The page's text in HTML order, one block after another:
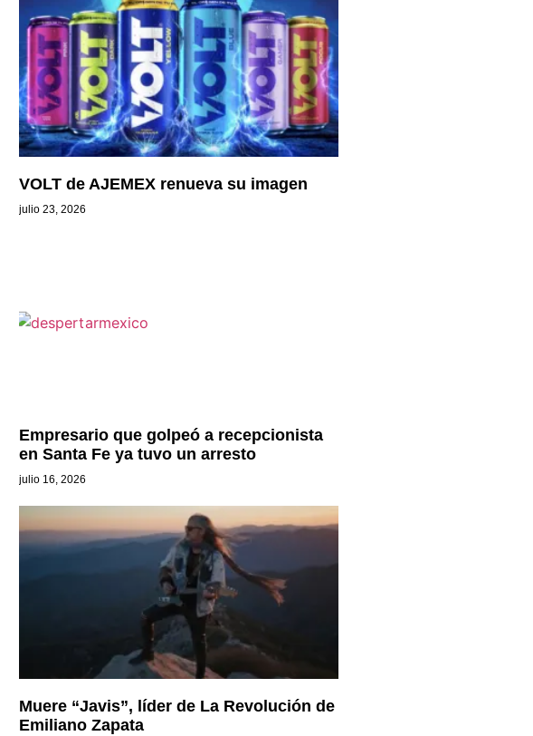
VOLT de AJEMEX renueva su imagen
julio 23, 2026
Empresario que golpeó a recepcionista
en Santa Fe ya tuvo un arresto
julio 16, 2026
Muere “Javis”, líder de La Revolución de
Emiliano Zapata